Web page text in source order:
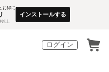
お得に
以上
インストールする
ログイン